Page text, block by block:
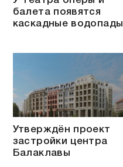
балета появятся
каскадные водопады
Утверждён проект
застройки центра
Балаклавы